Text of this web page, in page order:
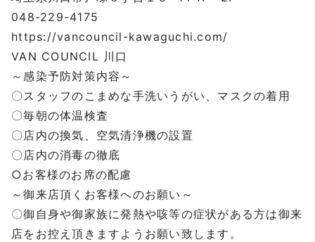
048-229-4175
https://vancouncil-kawaguchi.com/
VAN COUNCIL 川口
～感染予防対策内容～
〇スタッフのこまめな手洗いうがい、マスクの着用
〇毎朝の体温検査
〇店内の換気、空気清浄機の設置
〇店内の消毒の徹底
○お客様のお席の配慮
～御来店頂くお客様へのお願い～
〇御自身や御家族に発熱や咳等の症状がある方は御来
店をお控え頂きますようお願い致します。